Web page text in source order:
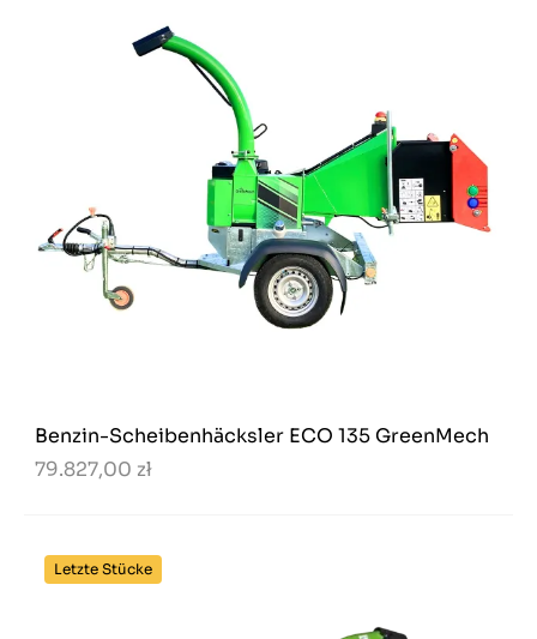
Benzin-Scheibenhäcksler ECO 135 GreenMech
79.827,00 zł
Letzte Stücke